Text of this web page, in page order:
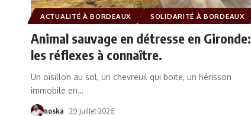
ACTUALITÉ À BORDEAUX SOLIDARITÉ À BORDEAUX
Animal sauvage en détresse en Gironde:
les réflexes à connaître.
Un oisillon au sol, un chevreuil qui boite, un hérisson
immobile en…
noska 29 juillet 2026